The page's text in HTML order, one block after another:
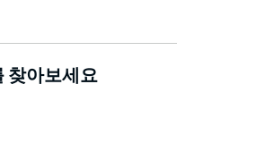
바 비스트로로 외식할 때 궁금한 모
뿐입니다. "Yes We Can"입니다.
Amaro's 활기찬 와인 목록에 중점
항상 식탁에 오르는 육류 통조림
찾아보세요